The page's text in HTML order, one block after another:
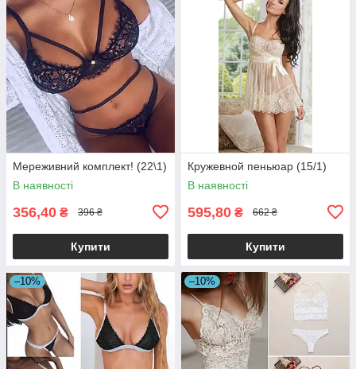
Мереживний комплект! (22\1)
В наявності
356,40 ₴ 396 ₴
Купити
Кружевной пеньюар (15/1)
В наявності
595,80 ₴ 662 ₴
Купити
–10% –10%